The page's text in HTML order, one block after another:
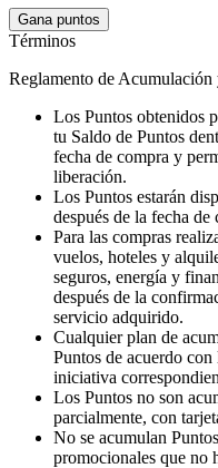
Gana puntos
Términos
Reglamento de Acumulación
Los Puntos obtenidos
tu Saldo de Puntos
fecha de compra y
liberación.
Los Puntos estarán
después de la fecha de
Para las compras
vuelos, hoteles y
seguros, energía y
después de la
servicio adquirido.
Cualquier plan de
Puntos de acuerdo
iniciativa
Los Puntos no son
parcialmente, con
No se acumulan
promocionales que no